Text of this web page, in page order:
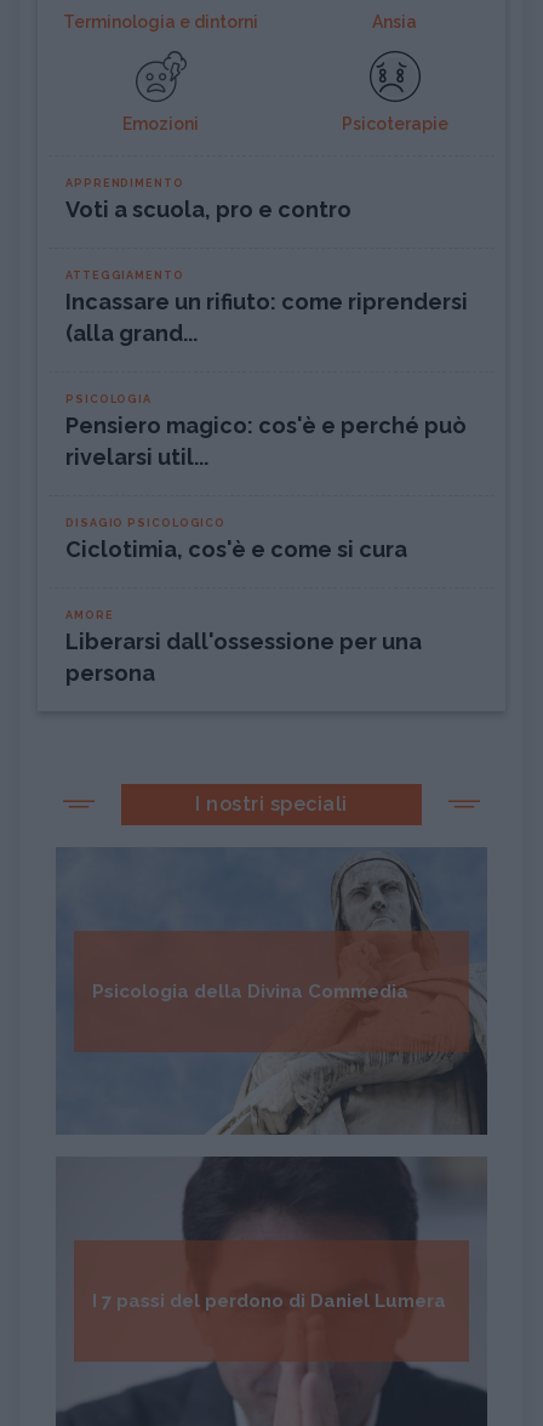
Terminologia e dintorni Ansia
Emozioni Psicoterapie
APPRENDIMENTO
Voti a scuola, pro e contro
ATTEGGIAMENTO
Incassare un rifiuto: come riprendersi
(alla grand...
PSICOLOGIA
Pensiero magico: cos'è e perché può
rivelarsi util...
DISAGIO PSICOLOGICO
Ciclotimia, cos'è e come si cura
AMORE
Liberarsi dall'ossessione per una
persona
I nostri speciali
Psicologia della Divina Commedia
I 7 passi del perdono di Daniel Lumera